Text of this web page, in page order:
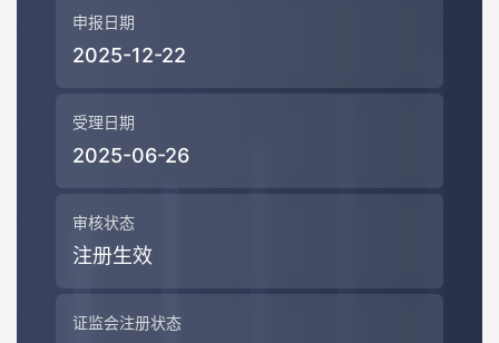
申报日期
2025-12-22
受理日期
2025-06-26
审核状态
注册生效
证监会注册状态